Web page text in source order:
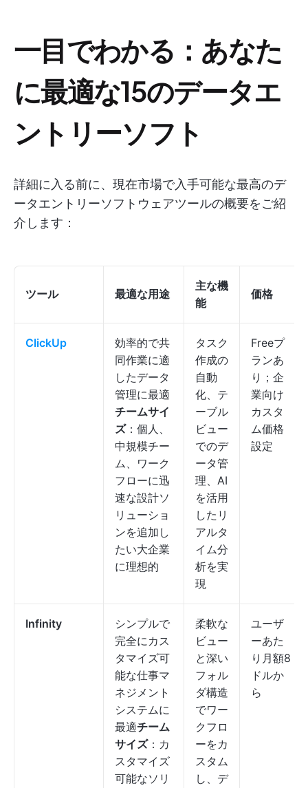
一目でわかる：あなた
に最適な15のデータエ
ントリーソフト
詳細に入る前に、現在市場で入手可能な最高のデ
ータエントリーソフトウェアツールの概要をご紹
介します：
ツール 最適な用途
主な機
能
価格
ClickUp
効率的で共
同作業に適
したデータ
管理に最適
チームサイ
ズ：個人、
中規模チー
ム、ワーク
フローに迅
速な設計ソ
リューショ
ンを追加し
たい大企業
に理想的
タスク
作成の
自動
化、テ
ーブル
ビュー
でのデ
ータ管
理、AI
を活用
したリ
アルタ
イム分
析を実
現
Freeプ
ランあ
り；企
業向け
カスタ
ム価格
設定
Infinity
シンプルで
完全にカス
タマイズ可
能な仕事マ
ネジメント
システムに
最適チーム
サイズ：カ
スタマイズ
可能なソリ
柔軟な
ビュー
と深い
フォル
ダ構造
でワー
クフロ
ーをカ
スタム
し、デ
ユーザ
ーあた
り月額8
ドルか
ら